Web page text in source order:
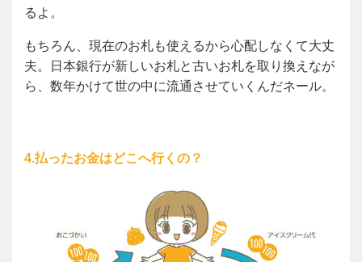
るよ。
もちろん、現在のお札も使えるから心配しなくて大丈
夫。日本銀行が新しいお札と古いお札を取り換えなが
ら、数年かけて世の中に流通させていくんだネール。
4.払ったお金はどこへ行くの？